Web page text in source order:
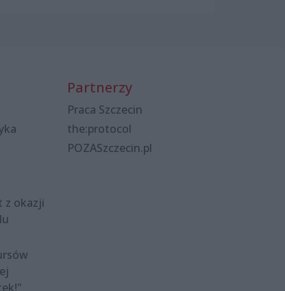
z okazji
Partnerzy
Praca Szczecin
the:protocol
POZASzczecin.pl